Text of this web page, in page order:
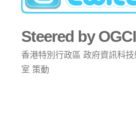
Steered by
香港特別行政區 政府資訊科
室 策動